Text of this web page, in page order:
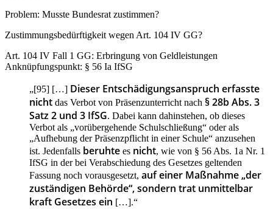
Problem: Musste Bundesrat zustimmen?
Zustimmungsbedürftigkeit wegen Art. 104 IV GG?
Art. 104 IV Fall 1 GG: Erbringung von Geldleistungen
Anknüpfungspunkt: § 56 Ia IfSG
„[95] […] Dieser Entschädigungsanspruch erfasste
nicht das Verbot von Präsenzunterricht nach § 28b Abs. 3
Satz 2 und 3 IfSG. Dabei kann dahinstehen, ob dieses
Verbot als „vorübergehende Schulschließung“ oder als
„Aufhebung der Präsenzpflicht in einer Schule“ anzusehen
ist. Jedenfalls beruhte es nicht, wie von § 56 Abs. 1a Nr. 1
IfSG in der bei Verabschiedung des Gesetzes geltenden
Fassung noch vorausgesetzt, auf einer Maßnahme „der
zuständigen Behörde“, sondern trat unmittelbar
kraft Gesetzes ein […].“